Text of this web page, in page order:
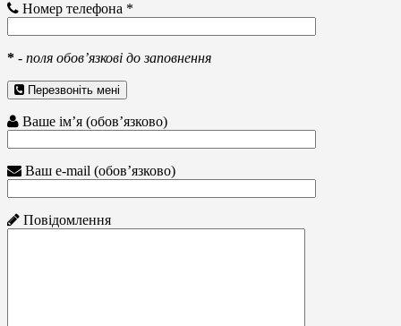
Номер телефона *
* - поля обов’язкові до заповнення
Перезвоніть мені
Ваше ім’я (обов’язково)
Ваш e-mail (обов’язково)
Повідомлення